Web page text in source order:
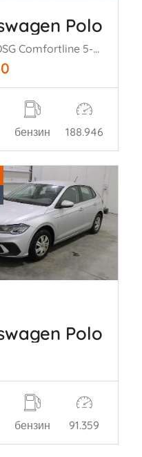
Polo
1.0 TSI DSG Comfortline 5-drs Airco Cruise Bluetooth
бензин 188.946
Polo
бензин 91.359